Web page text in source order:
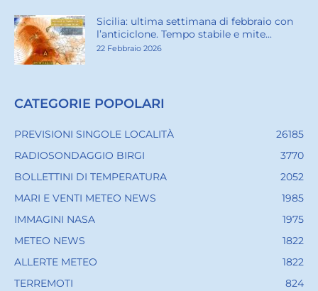
Sicilia: ultima settimana di febbraio con
l’anticiclone. Tempo stabile e mite...
22 Febbraio 2026
CATEGORIE POPOLARI
PREVISIONI SINGOLE LOCALITÀ
26185
RADIOSONDAGGIO BIRGI
3770
BOLLETTINI DI TEMPERATURA
2052
MARI E VENTI METEO NEWS
1985
IMMAGINI NASA
1975
METEO NEWS
1822
ALLERTE METEO
1822
TERREMOTI
824